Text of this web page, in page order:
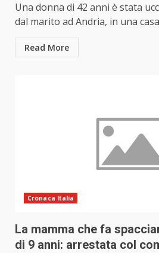
Una donna di 42 anni è stata
dal marito ad Andria, in una
Read More
Cronaca Italia
La mamma che fa
di 9 anni: arrestata col